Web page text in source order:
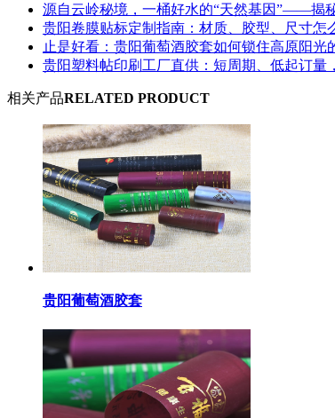
源自云岭秘境，一桶好水的“天然基因”——揭
贵阳卷膜贴标定制指南：材质、胶型、尺寸怎
止是好看：贵阳葡萄酒胶套如何锁住高原阳光
贵阳塑料帖印刷工厂直供：短周期、低起订量
相关产品RELATED PRODUCT
贵阳葡萄酒胶套